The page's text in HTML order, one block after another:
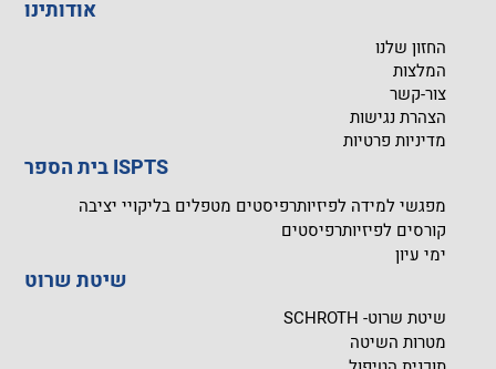
בית הספר ISPTS
מפגשי למידה לפיזיותרפיסטים מטפלים בליקויי יציבה
קורסים לפיזיותרפיסטים
ימי עיון
שיטת שרוט
שיטת שרוט- SCHROTH
מטרות השיטה
אודותינו
החזון שלנו
המלצות
צור-קשר
הצהרת נגישות
מדיניות פרטיות